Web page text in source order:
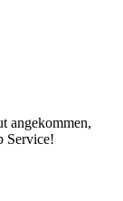
angekommen,
Service!